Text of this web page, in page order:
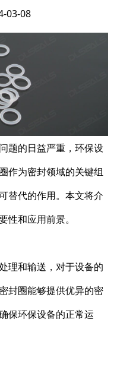
03-08
题的日益严重，环保设
作为密封领域的关键组
替代的作用。本文将介
性和应用前景。
理和输送，对于设备的
封圈能够提供优异的密
保环保设备的正常运